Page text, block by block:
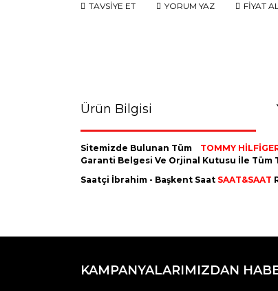
TAVSİYE ET YORUM YAZ FİYAT
Ürün Bilgisi
Sitemizde Bulunan Tüm TOMMY
Garanti Belgesi Ve Orjinal Kutusu İle
Saatçi İbrahim - Başkent Saat SAAT&SAAT
Görüş ve önerileriniz için teşekkür ederiz.
Ürün resmi kalitesiz, bozuk veya
KAMPANYALARIMIZDAN